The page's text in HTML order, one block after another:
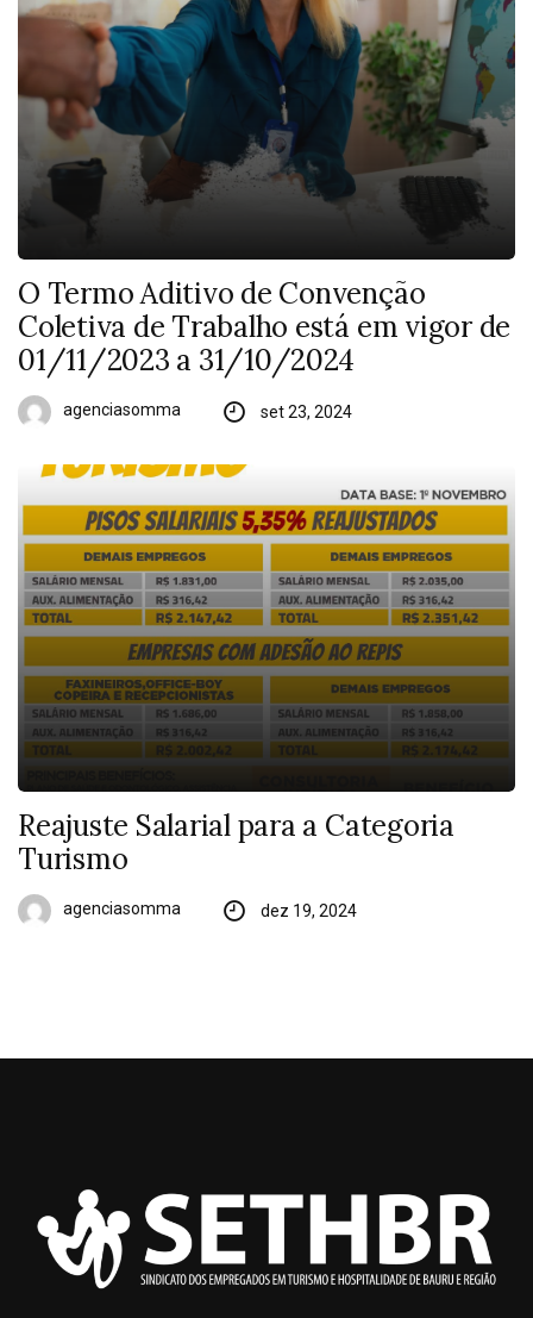
O Termo Aditivo de Convenção
Coletiva de Trabalho está em vigor de
01/11/2023 a 31/10/2024
agenciasomma set 23, 2024
Reajuste Salarial para a Categoria
Turismo
agenciasomma dez 19, 2024